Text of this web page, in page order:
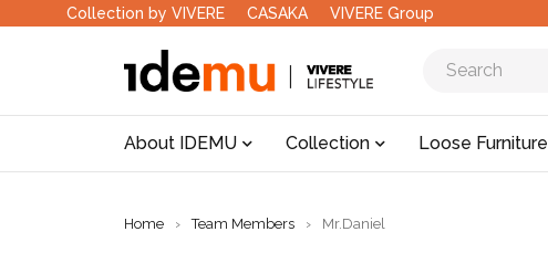
Collection by VIVERE CASAKA VIVERE Group
About IDEMU Collection Loose Furniture
Home › Team Members › Mr.Daniel